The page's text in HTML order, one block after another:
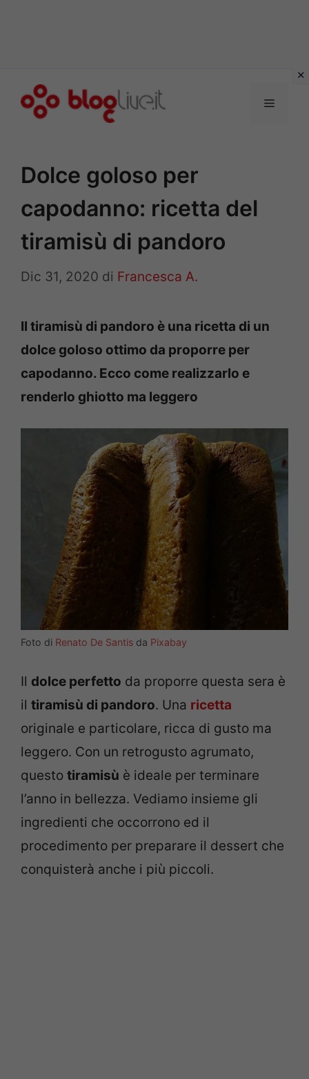
Menu
Dolce goloso per
capodanno: ricetta del
tiramisù di pandoro
Dic 31, 2020 di Francesca A.
Il tiramisù di pandoro è una ricetta di un
dolce goloso ottimo da proporre per
capodanno. Ecco come realizzarlo e
renderlo ghiotto ma leggero
Foto di Renato De Santis da Pixabay
Il dolce perfetto da proporre questa sera è
il tiramisù di pandoro. Una ricetta
originale e particolare, ricca di gusto ma
leggero. Con un retrogusto agrumato,
questo tiramisù è ideale per terminare
l’anno in bellezza. Vediamo insieme gli
ingredienti che occorrono ed il
procedimento per preparare il dessert che
conquisterà anche i più piccoli.